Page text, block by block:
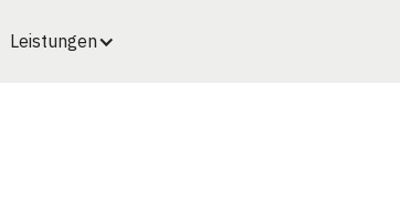
Leistungen